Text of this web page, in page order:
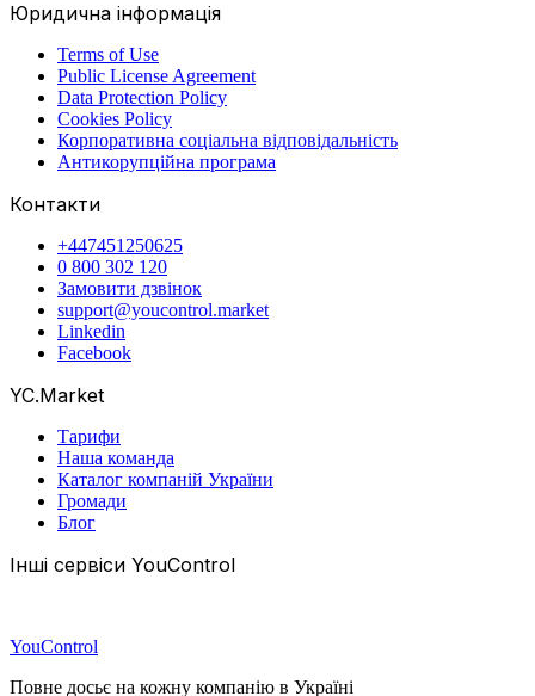
Юридична інформація
Terms of Use
Public License Agreement
Data Protection Policy
Cookies Policy
Корпоративна соціальна відповідальність
Антикорупційна програма
Контакти
+447451250625
0 800 302 120
Замовити дзвінок
support@youcontrol.market
Linkedin
Facebook
YC.Market
Тарифи
Наша команда
Каталог компаній України
Громади
Блог
Інші сервіси YouControl
YouControl
Повне досьє на кожну компанію в Україні